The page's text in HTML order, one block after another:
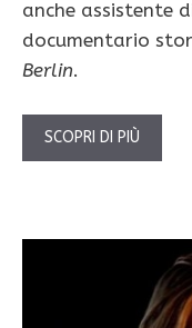
anche assistente
documentario
Berlin.
SCOPRI DI PIÙ